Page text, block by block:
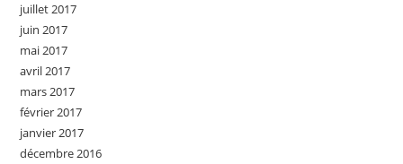
juillet 2017
juin 2017
mai 2017
avril 2017
mars 2017
février 2017
janvier 2017
décembre 2016